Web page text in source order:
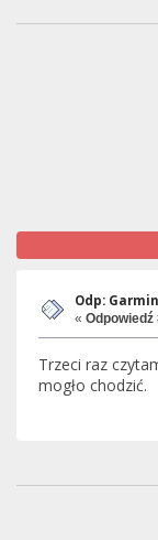
Odp:
« Odpowiedź
Trzeci raz
mogło chodzić.